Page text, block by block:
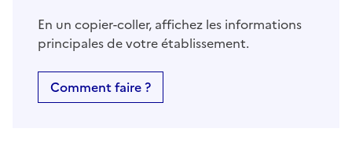
En un copier-coller, affichez les informations
principales de votre établissement.
Comment faire ?